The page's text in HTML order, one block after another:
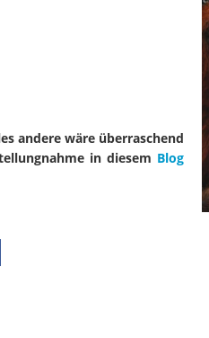
andere wäre überraschend
in diesem Blog